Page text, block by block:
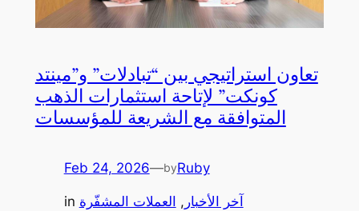
تعاون استراتيجي بين “تبادلات” و”مينتد
كونكت” لإتاحة استثمارات الذهب
المتوافقة مع الشريعة للمؤسسات
Feb 24, 2026—byRuby
in آخر الأخبار , العملات المشفّرة